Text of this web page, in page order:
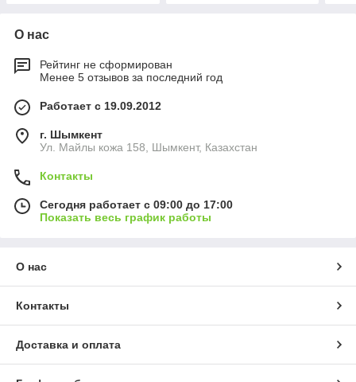
О нас
Рейтинг не сформирован
Менее 5 отзывов за последний год
Работает с 19.09.2012
г. Шымкент
Ул. Майлы кожа 158, Шымкент, Казахстан
Контакты
Сегодня работает с 09:00 до 17:00
Показать весь график работы
О нас
Контакты
Доставка и оплата